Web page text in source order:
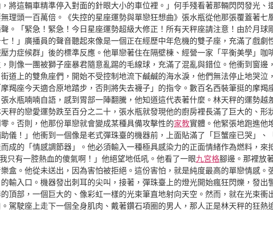
將這輛車精準停入對面的針眼大小的車位裡。」何手殘看著那輛閃閃發光、
理頭一百萬倍。《失控的星座運勢與單戀狂想曲》張水瓶從他那張覆蓋著七
。「緊急！緊急！今日星座運勢超級大修正！所有天秤座請注意！由於月球
！」廣播員的聲音聽起來像是一個正在經歷中年危機的雙子座，充滿了戲劇
力症候群」後的標準反應。他單戀著住在隔壁棟、經營一家「平衡美學」咖
則像一團被獅子座暴君隨意亂踢的毛線球，充滿了混亂與錯位。他衝到窗邊
道上的雙魚座們，開始不受控制地流下鹹鹹的海水淚，他們無法停止地哭泣
羯座今天適合原地踏步，否則將失去襪子」的指令。數百名西裝筆挺的摩羯
水瓶喃喃自語，感到胃部一陣翻騰，他知道這代表著什麼。林天秤的運勢越
秤的戀愛運勢跌至百分之二十，張水瓶就發現他的廚房裡長滿了巨大的、形
。否則，他那份單戀就會變成某種具備攻擊性的家教實體。他緊張地跑進他
儀！」他衝到一個像是老式彈珠臺的機器前，上面貼滿了「巨蟹座已哭」、
成的「情感調節器」。他必須輸入一種極具感染力的正面情緒作為燃料，來
只有一腔熱血的傻氣啊！」他絕望地低吼。他看了一眼九宮格腳邊。那裡放
盒。他從未送出，因為害怕被拒絕。這份害怕，就是純度最高的單戀情感。
輸入口。機器發出刺耳的尖叫，接著，彈珠臺上的燈光開始瘋狂閃爍，發出
頂部，一個巨大的、像彩虹一樣的光束筆直地射向天空。然而，就在光束衝
駕駛座上走下一個全身肌肉、戴著鑽石項圈的男人，那人正是林天秤的狂